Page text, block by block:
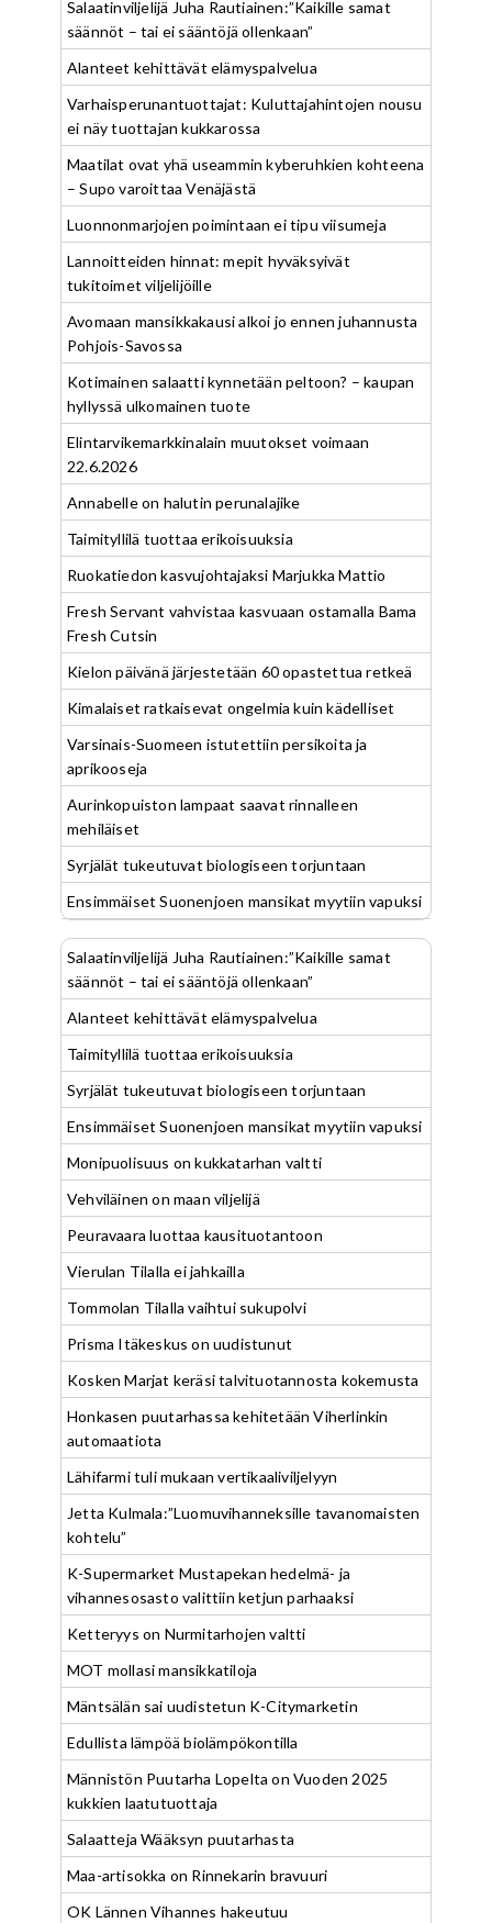
Salaatinviljelijä Juha Rautiainen:”Kaikille samat
säännöt – tai ei sääntöjä ollenkaan”
Alanteet kehittävät elämyspalvelua
Varhaisperunantuottajat: Kuluttajahintojen nousu
ei näy tuottajan kukkarossa
Maatilat ovat yhä useammin kyberuhkien kohteena
– Supo varoittaa Venäjästä
Luonnonmarjojen poimintaan ei tipu viisumeja
Lannoitteiden hinnat: mepit hyväksyivät
tukitoimet viljelijöille
Avomaan mansikkakausi alkoi jo ennen juhannusta
Pohjois-Savossa
Kotimainen salaatti kynnetään peltoon? – kaupan
hyllyssä ulkomainen tuote
Elintarvikemarkkinalain muutokset voimaan
22.6.2026
Annabelle on halutin perunalajike
Taimityllilä tuottaa erikoisuuksia
Ruokatiedon kasvujohtajaksi Marjukka Mattio
Fresh Servant vahvistaa kasvuaan ostamalla Bama
Fresh Cutsin
Kielon päivänä järjestetään 60 opastettua retkeä
Kimalaiset ratkaisevat ongelmia kuin kädelliset
Varsinais-Suomeen istutettiin persikoita ja
aprikooseja
Aurinkopuiston lampaat saavat rinnalleen
mehiläiset
Syrjälät tukeutuvat biologiseen torjuntaan
Ensimmäiset Suonenjoen mansikat myytiin vapuksi
Salaatinviljelijä Juha Rautiainen:”Kaikille samat
säännöt – tai ei sääntöjä ollenkaan”
Alanteet kehittävät elämyspalvelua
Taimityllilä tuottaa erikoisuuksia
Syrjälät tukeutuvat biologiseen torjuntaan
Ensimmäiset Suonenjoen mansikat myytiin vapuksi
Monipuolisuus on kukkatarhan valtti
Vehviläinen on maan viljelijä
Peuravaara luottaa kausituotantoon
Vierulan Tilalla ei jahkailla
Tommolan Tilalla vaihtui sukupolvi
Prisma Itäkeskus on uudistunut
Kosken Marjat keräsi talvituotannosta kokemusta
Honkasen puutarhassa kehitetään Viherlinkin
automaatiota
Lähifarmi tuli mukaan vertikaaliviljelyyn
Jetta Kulmala:”Luomuvihanneksille tavanomaisten
kohtelu”
K-Supermarket Mustapekan hedelmä- ja
vihannesosasto valittiin ketjun parhaaksi
Ketteryys on Nurmitarhojen valtti
MOT mollasi mansikkatiloja
Mäntsälän sai uudistetun K-Citymarketin
Edullista lämpöä biolämpökontilla
Männistön Puutarha Lopelta on Vuoden 2025
kukkien laatutuottaja
Salaatteja Wääksyn puutarhasta
Maa-artisokka on Rinnekarin bravuuri
OK Lännen Vihannes hakeutuu